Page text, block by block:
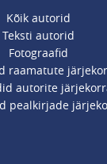
Kõik autorid
Teksti autorid
Fotograafid
raamatute
autorite
pealkirjade